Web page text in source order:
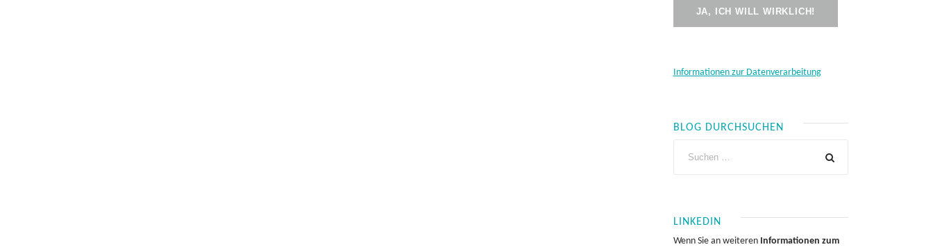
Informationen zur Datenverarbeitung
BLOG DURCHSUCHEN
LINKEDIN
Wenn Sie an weiteren Informationen zum